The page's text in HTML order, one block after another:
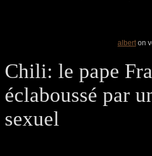
alberton
Chili: le pape
éclaboussé par
sexuel